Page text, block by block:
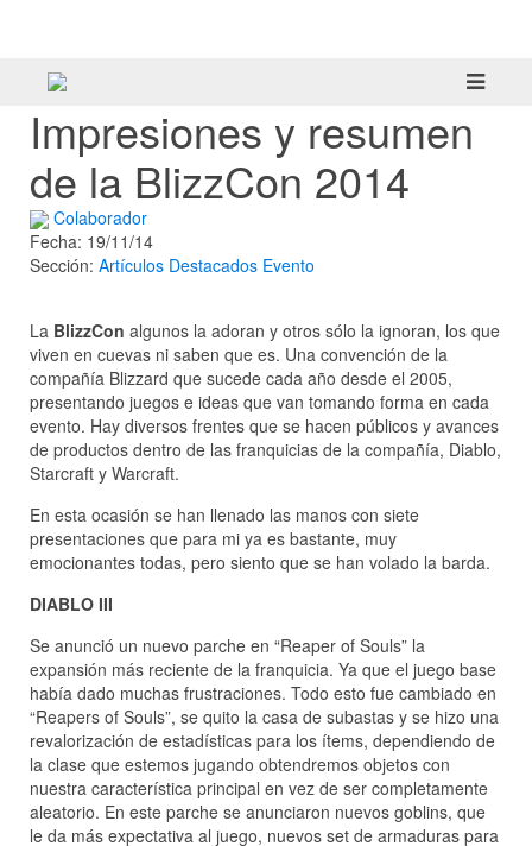
Impresiones y resumen
de la BlizzCon 2014
Colaborador
Fecha: 19/11/14
Sección: Artículos Destacados Evento
La BlizzCon algunos la adoran y otros sólo la ignoran, los que
viven en cuevas ni saben que es. Una convención de la
compañía Blizzard que sucede cada año desde el 2005,
presentando juegos e ideas que van tomando forma en cada
evento. Hay diversos frentes que se hacen públicos y avances
de productos dentro de las franquicias de la compañía, Diablo,
Starcraft y Warcraft.
En esta ocasión se han llenado las manos con siete
presentaciones que para mi ya es bastante, muy
emocionantes todas, pero siento que se han volado la barda.
DIABLO III
Se anunció un nuevo parche en “Reaper of Souls” la
expansión más reciente de la franquicia. Ya que el juego base
había dado muchas frustraciones. Todo esto fue cambiado en
“Reapers of Souls”, se quito la casa de subastas y se hizo una
revalorización de estadísticas para los ítems, dependiendo de
la clase que estemos jugando obtendremos objetos con
nuestra característica principal en vez de ser completamente
aleatorio. En este parche se anunciaron nuevos goblins, que
le da más expectativa al juego, nuevos set de armaduras para